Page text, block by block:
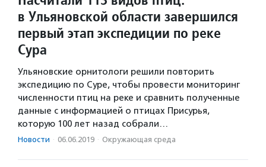
в Ульяновской области завершился
первый этап экспедиции по реке
Сура
Ульяновские орнитологи решили повторить
экспедицию по Суре, чтобы провести мониторинг
численности птиц на реке и сравнить полученные
данные с информацией о птицах Присурья,
которую 100 лет назад собрали…
Новости · 06.06.2019 · Окружающая среда